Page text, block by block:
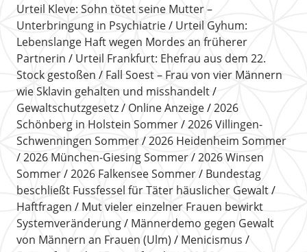
Urteil Kleve: Sohn tötet seine Mutter –
Unterbringung in Psychiatrie
Urteil Gyhum:
Lebenslange Haft wegen Mordes an früherer
Partnerin
Urteil Frankfurt: Ehefrau aus dem 22.
Stock gestoßen
Fall Soest – Frau von vier Männern
wie Sklavin gehalten und misshandelt
Gewaltschutzgesetz
Online Anzeige
2026
Schönberg in Holstein Sommer
2026 Villingen-
Schwenningen Sommer
2026 Heidenheim Sommer
2026 München-Giesing Sommer
2026 Winsen
Sommer
2026 Falkensee Sommer
Bundestag
beschließt Fussfessel für Täter häuslicher Gewalt
Haftfragen
Mut vieler einzelner Frauen bewirkt
Systemveränderung
Männerdemo gegen Gewalt
von Männern an Frauen (Ulm)
Menicismus